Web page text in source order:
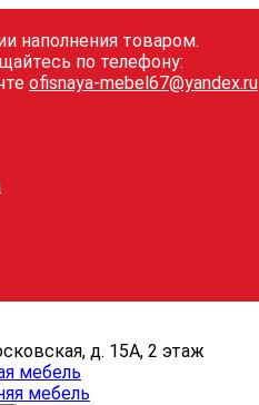
наполнения товаром.
по телефону:
ofisnaya-mebel67@yandex.ru
д. 15А, 2 этаж
мебель
мебель